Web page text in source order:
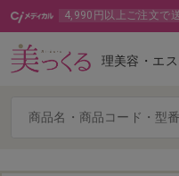
4,990円以上ご注文で
理美容・エ